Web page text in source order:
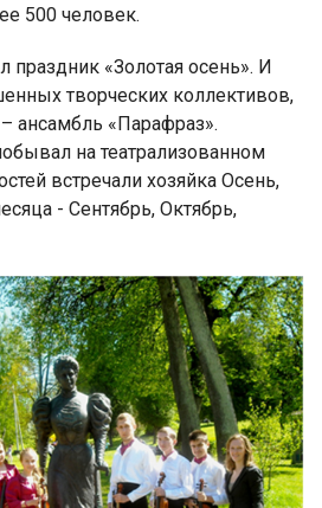
500 человек.
«Золотая осень». И
творческих коллективов,
ансамбль «Парафраз».
на театрализованном
встречали хозяйка Осень,
- Сентябрь, Октябрь,